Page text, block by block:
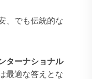
、でも伝統的な
ターナショナル
最適な答えとな